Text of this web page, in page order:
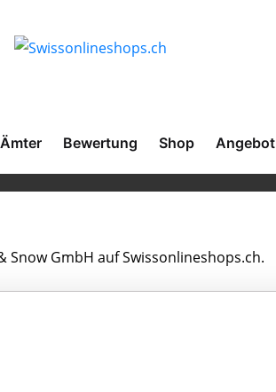
Ämter Bewertung Shop Angebot
GmbH auf Swissonlineshops.ch.